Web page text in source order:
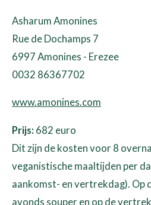
Asharum Amonines
Rue de Dochamps 7
6997 Amonines - Erezee
0032 86367702
www.amonines.com
Prijs: 682 euro
Dit zijn de kosten voor 8
veganistische maaltijden per
aankomst- en vertrekdag). Op
avonds souper en op de